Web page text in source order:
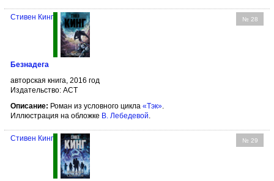
№ 28
Стивен Кинг
Безнадега
авторская книга, 2016 год
Издательство: АСТ
Описание: Роман из условного цикла «Тэк».
Иллюстрация на обложке В. Лебедевой.
№ 29
Стивен Кинг